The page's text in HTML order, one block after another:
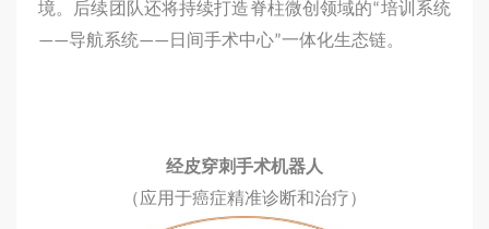
境。后续团队还将持续打造脊柱微创领域的“培训系统
——导航系统——日间手术中心”一体化生态链。
经皮穿刺手术机器人
（应用于癌症精准诊断和治疗）